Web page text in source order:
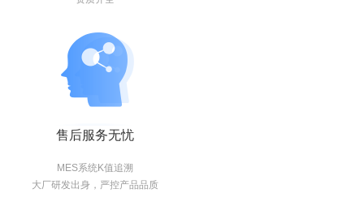
售后服务无忧
MES系统K值追溯
大厂研发出身，严控产品品质